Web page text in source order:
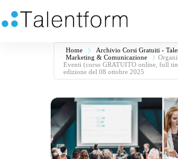
Home
Archivio Corsi Gratuiti -
Marketing & Comunicazione
Eventi (corso GRATUITO online, full
edizione del 08 ottobre 2025